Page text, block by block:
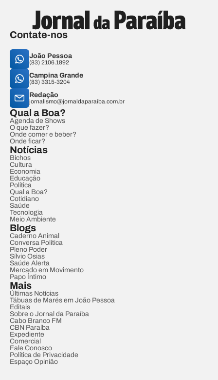
Contate-nos
João Pessoa
(83) 2106.1892
Campina Grande
(83) 3315-3204
Redação
jornalismo@jornaldaparaiba.com.br
Qual a Boa?
Agenda de Shows
O que fazer?
Onde comer e beber?
Onde ficar?
Notícias
Bichos
Cultura
Economia
Educação
Política
Qual a Boa?
Cotidiano
Saúde
Tecnologia
Meio Ambiente
Blogs
Caderno Animal
Conversa Política
Pleno Poder
Sílvio Osias
Saúde Alerta
Mercado em Movimento
Papo Íntimo
Mais
Últimas Notícias
Tábuas de Marés em João Pessoa
Editais
Sobre o Jornal da Paraíba
Cabo Branco FM
CBN Paraíba
Expediente
Comercial
Fale Conosco
Política de Privacidade
Espaço Opinião